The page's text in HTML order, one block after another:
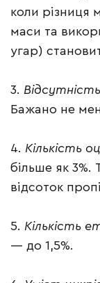
коли різниця
маси та
угар)
3.
Бажано не
4. Кількість
більше як
відсоток
5. Кількість
— до 1,5%.